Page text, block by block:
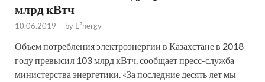
млрд кВтч
10.06.2019 - by E²nergy
Объем потребления электроэнергии в Казахстане в 2018
году превысил 103 млрд кВтч, сообщает пресс-служба
министерства энергетики. «За последние десять лет мы